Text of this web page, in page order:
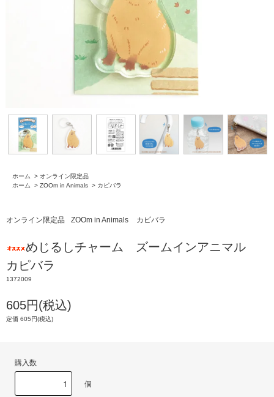
ホーム > オンライン限定品
ホーム
> ZOOm in Animals > カピバラ
オンライン限定品 ZOOm in Animals カピバラ
めじるしチャーム ズームインアニマル
カピバラ
1372009
605円(税込)
定価 605円(税込)
購入数
個